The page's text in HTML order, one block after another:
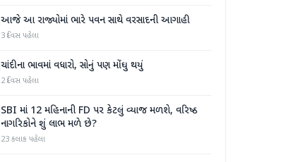
આજે આ રાજ્યોમાં ભારે પવન સાથે વરસાદની આગાહી
3 દિવસ પહેલા
ચાંદીના ભાવમાં વધારો, સોનું પણ મોંઘુ થયું
2 દિવસ પહેલા
SBI માં 12 મહિનાની FD પર કેટલું વ્યાજ મળશે, વરિષ્ઠ
નાગરિકોને શું લાભ મળે છે?
23 કલાક પહેલા